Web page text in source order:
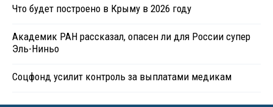
Что будет построено в Крыму в 2026 году
Академик РАН рассказал, опасен ли для России супер
Эль-Ниньо
Соцфонд усилит контроль за выплатами медикам